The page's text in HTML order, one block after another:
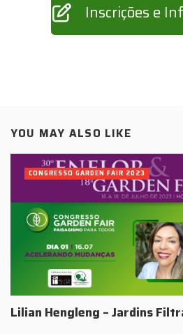
Inscrições e
YOU MAY ALSO LIKE
Lilian Hengleng – Jardins
CONGRESSO GARDEN FAIR 2023